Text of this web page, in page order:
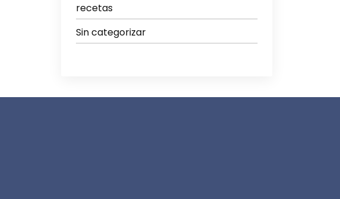
recetas
Sin categorizar